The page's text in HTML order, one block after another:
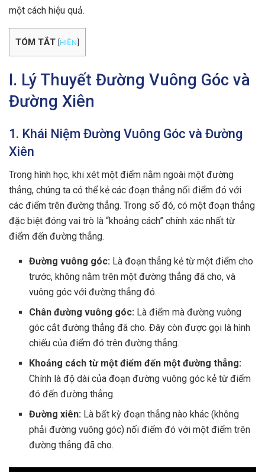
một cách hiệu quả.
TÓM TẮT [HIỆN]
I. Lý Thuyết Đường Vuông Góc và
Đường Xiên
1. Khái Niệm Đường Vuông Góc và Đường
Xiên
Trong hình học, khi xét một điểm nằm ngoài một đường
thẳng, chúng ta có thể kẻ các đoạn thẳng nối điểm đó với
các điểm trên đường thẳng. Trong số đó, có một đoạn thẳng
đặc biệt đóng vai trò là “khoảng cách” chính xác nhất từ
điểm đến đường thẳng.
Đường vuông góc: Là đoạn thẳng kẻ từ một điểm cho
trước, không nằm trên một đường thẳng đã cho, và
vuông góc với đường thẳng đó.
Chân đường vuông góc: Là điểm mà đường vuông
góc cắt đường thẳng đã cho. Đây còn được gọi là hình
chiếu của điểm đó trên đường thẳng.
Khoảng cách từ một điểm đến một đường thẳng:
Chính là độ dài của đoạn đường vuông góc kẻ từ điểm
đó đến đường thẳng.
Đường xiên: Là bất kỳ đoạn thẳng nào khác (không
phải đường vuông góc) nối điểm đó với một điểm trên
đường thẳng đã cho.